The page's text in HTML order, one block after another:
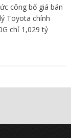
công bố giá bán
Toyota chính
chỉ 1,029 tỷ